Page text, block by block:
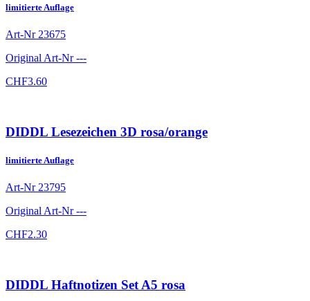
limitierte Auflage
Art-Nr 23675
Original Art-Nr---
CHF3.60
DIDDL Lesezeichen 3D rosa/orange
limitierte Auflage
Art-Nr 23795
Original Art-Nr---
CHF2.30
DIDDL Haftnotizen Set A5 rosa